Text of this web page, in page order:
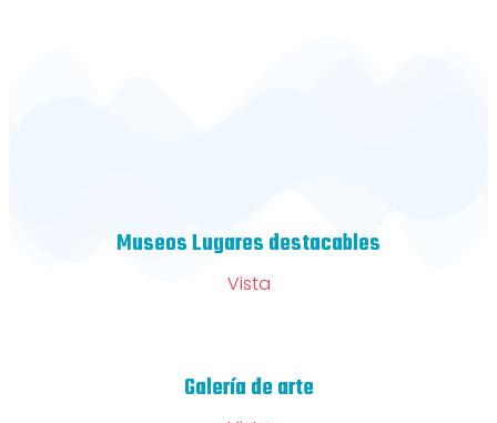
Museos Lugares destacables
Vista
Galería de arte